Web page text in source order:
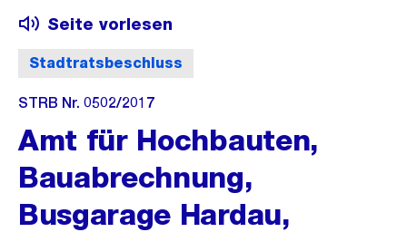
Stadtratsbeschluss
Seite vorlesen
STRB Nr. 0502/2017
Amt für Hochbauten,
Bauabrechnung,
Busgarage Hardau,